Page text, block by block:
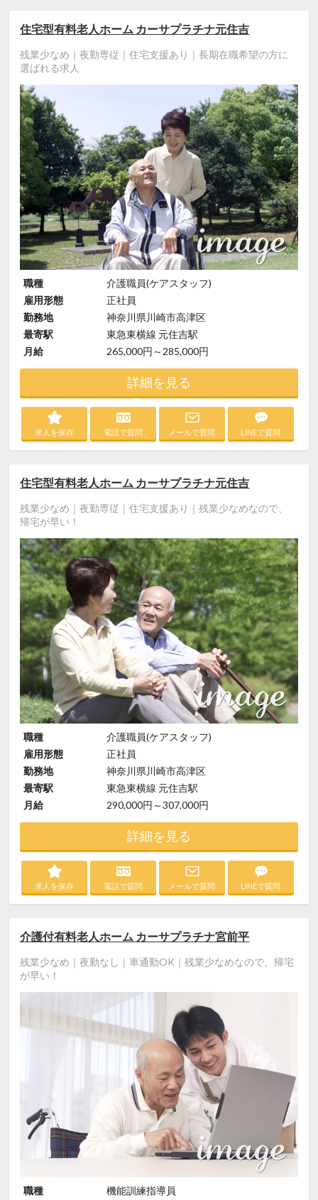
住宅型有料老人ホーム カーサプラチナ元住吉
残業少なめ｜夜勤専従｜住宅支援あり｜長期在職希望の方に
選ばれる求人
職種
介護職員(ケアスタッフ)
雇用形態
正社員
勤務地
神奈川県川崎市高津区
最寄駅
東急東横線 元住吉駅
月給
265,000円～285,000円
詳細を見る
求人を保存 電話で質問 メールで質問 LINEで質問
住宅型有料老人ホーム カーサプラチナ元住吉
残業少なめ｜夜勤専従｜住宅支援あり｜残業少なめなので、
帰宅が早い！
職種
介護職員(ケアスタッフ)
雇用形態
正社員
勤務地
神奈川県川崎市高津区
最寄駅
東急東横線 元住吉駅
月給
290,000円～307,000円
詳細を見る
求人を保存 電話で質問 メールで質問 LINEで質問
介護付有料老人ホーム カーサプラチナ宮前平
残業少なめ｜夜勤なし｜車通勤OK｜残業少なめなので、帰宅
が早い！
職種
機能訓練指導員